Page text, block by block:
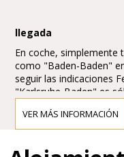
llegada
En coche, simplemente
como "Baden-Baden"
seguir las indicaciones
"Karlsruhe-Baden" es
Aparcamiento
Hay dos aparcamientos
VER MÁS INFORMACIÓN